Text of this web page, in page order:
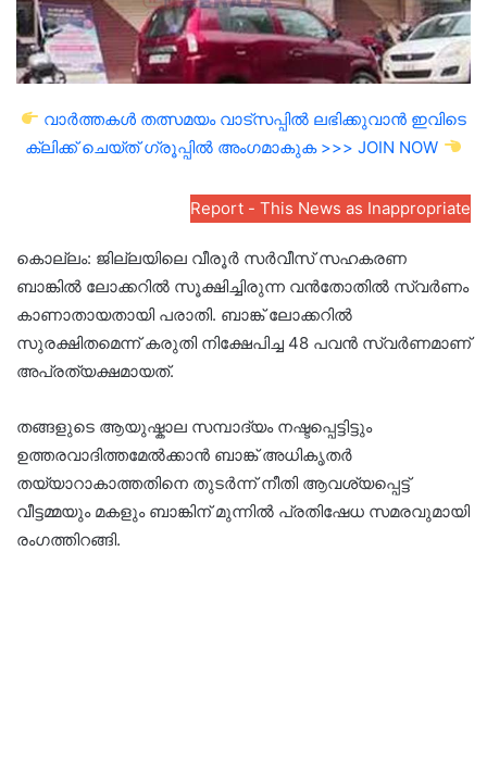
വാർത്തകൾ തത്സമയം വാട്സപ്പിൽ ലഭിക്കുവാൻ ഇവിടെ
ക്ലിക്ക് ചെയ്ത് ഗ്രൂപ്പിൽ അംഗമാകുക >>> JOIN NOW
Report - This News as Inappropriate
കൊല്ലം: ജില്ലയിലെ വീരൂർ സർവീസ് സഹകരണ
ബാങ്കിൽ ലോക്കറിൽ സൂക്ഷിച്ചിരുന്ന വൻതോതിൽ സ്വർണം
കാണാതായതായി പരാതി. ബാങ്ക് ലോക്കറിൽ
സുരക്ഷിതമെന്ന് കരുതി നിക്ഷേപിച്ച 48 പവൻ സ്വർണമാണ്
അപ്രത്യക്ഷമായത്.
തങ്ങളുടെ ആയുഷ്കാല സമ്പാദ്യം നഷ്ടപ്പെട്ടിട്ടും
ഉത്തരവാദിത്തമേൽക്കാൻ ബാങ്ക് അധികൃതർ
തയ്യാറാകാത്തതിനെ തുടർന്ന് നീതി ആവശ്യപ്പെട്ട്
വീട്ടമ്മയും മകളും ബാങ്കിന് മുന്നിൽ പ്രതിഷേധ സമരവുമായി
രംഗത്തിറങ്ങി.